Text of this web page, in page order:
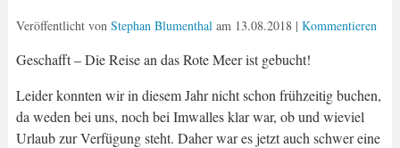
Veröffentlicht von Stephan Blumenthalam 13.08.2018| Kommentieren
Geschafft – Die Reise an das Rote Meer ist gebucht!
Leider konnten wir in diesem Jahr nicht schon frühzeitig buchen,
da weden bei uns, noch bei Imwalles klar war, ob und wieviel
Urlaub zur Verfügung steht. Daher war es jetzt auch schwer eine